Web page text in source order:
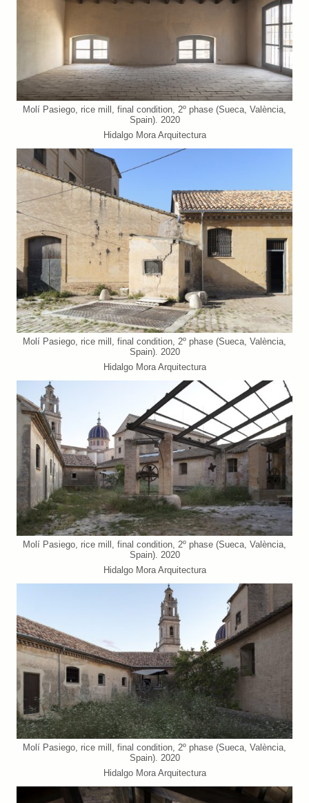
Molí Pasiego, rice mill, final condition, 2º phase (Sueca, València,
Spain). 2020
Hidalgo Mora Arquitectura
Molí Pasiego, rice mill, final condition, 2º phase (Sueca, València,
Spain). 2020
Hidalgo Mora Arquitectura
Molí Pasiego, rice mill, final condition, 2º phase (Sueca, València,
Spain). 2020
Hidalgo Mora Arquitectura
Molí Pasiego, rice mill, final condition, 2º phase (Sueca, València,
Spain). 2020
Hidalgo Mora Arquitectura